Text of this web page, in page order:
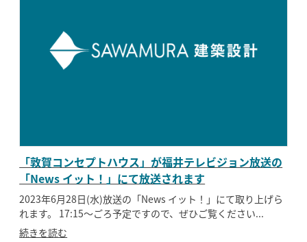
「敦賀コンセプトハウス」が福井テレビジョン放送の
「News イット！」にて放送されます
2023年6月28日(水)放送の「News イット！」にて取り上げら
れます。 17:15〜ごろ予定ですので、ぜひご覧ください...
続きを読む